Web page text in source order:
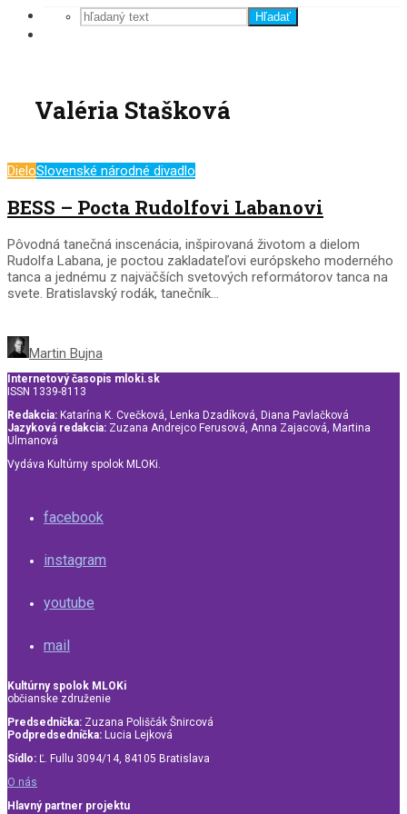
Hľadať
Valéria Stašková
DieloSlovenské národné divadlo
BESS – Pocta Rudolfovi Labanovi
Pôvodná tanečná inscenácia, inšpirovaná životom a dielom
Rudolfa Labana, je poctou zakladateľovi európskeho moderného
tanca a jednému z najväčších svetových reformátorov tanca na
svete. Bratislavský rodák, tanečník...
Martin Bujna
Internetový časopis mloki.sk
ISSN 1339-8113
Redakcia: Katarína K. Cvečková, Lenka Dzadíková, Diana Pavlačková
Jazyková redakcia: Zuzana Andrejco Ferusová, Anna Zajacová, Martina
Ulmanová
Vydáva Kultúrny spolok MLOKi.
facebook
instagram
youtube
mail
Kultúrny spolok MLOKi
občianske združenie
Predsedníčka: Zuzana Poliščák Šnircová
Podpredsedníčka: Lucia Lejková
Sídlo: Ľ. Fullu 3094/14, 84105 Bratislava
O nás
Hlavný partner projektu